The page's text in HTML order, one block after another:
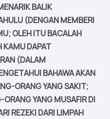
BALIK
(DENGAN MEMBERI
OLEH ITU BACALAH
KAMU DAPAT
(DALAM
BAHAWA AKAN
ORANG YANG SAKIT;
ORANG YANG MUSAFIR DI
REZEKI DARI LIMPAH